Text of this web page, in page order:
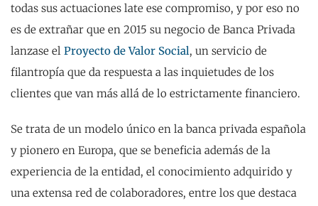
todas sus actuaciones late ese compromiso, y por eso no
es de extrañar que en 2015 su negocio de Banca Privada
lanzase el Proyecto de Valor Social, un servicio de
filantropía que da respuesta a las inquietudes de los
clientes que van más allá de lo estrictamente financiero.
Se trata de un modelo único en la banca privada española
y pionero en Europa, que se beneficia además de la
experiencia de la entidad, el conocimiento adquirido y
una extensa red de colaboradores, entre los que destaca